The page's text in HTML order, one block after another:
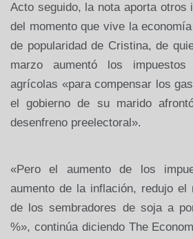
Acto seguido, la nota aporta otros
del momento que vive la
de popularidad de Cristina, de
marzo aumentó los
agrícolas «para compensar los
el gobierno de su marido
desenfreno preelectoral».
«Pero el aumento de los
aumento de la inflación, redujo el
de los sembradores de soja a
%», continúa diciendo The